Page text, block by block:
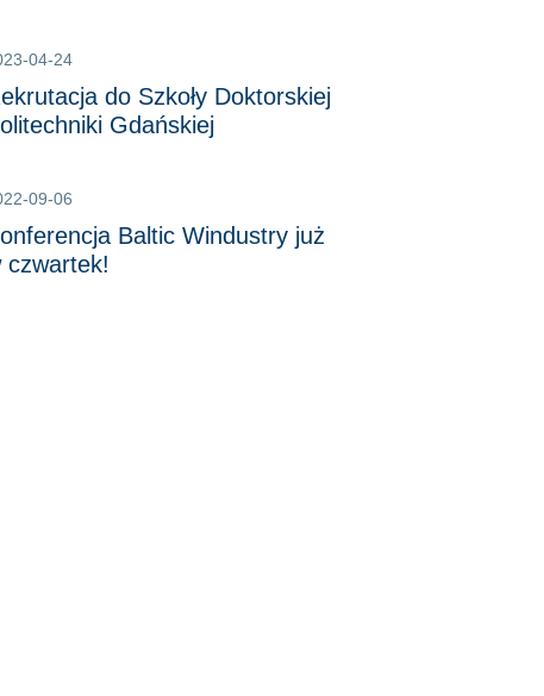
04-24
do Szkoły Doktorskiej
Gdańskiej
09-06
Baltic Windustry już
czwartek!